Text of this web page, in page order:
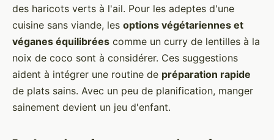
des haricots verts à l'ail. Pour les adeptes d'une
cuisine sans viande, les options végétariennes et
véganes équilibrées comme un curry de lentilles à la
noix de coco sont à considérer. Ces suggestions
aident à intégrer une routine de préparation rapide
de plats sains. Avec un peu de planification, manger
sainement devient un jeu d'enfant.